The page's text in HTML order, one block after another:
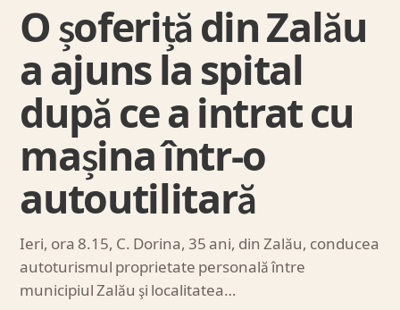
O șoferiță din Zalău
a ajuns la spital
după ce a intrat cu
mașina într-o
autoutilitară
Ieri, ora 8.15, C. Dorina, 35 ani, din Zalău, conducea
autoturismul proprietate personală între
municipiul Zalău şi localitatea…